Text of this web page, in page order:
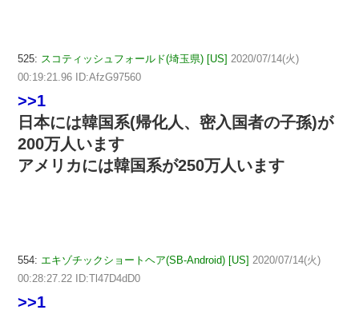
525: スコティッシュフォールド(埼玉県) [US] 2020/07/14(火)
00:19:21.96 ID:AfzG97560
>>1
日本には韓国系(帰化人、密入国者の子孫)が
200万人います
アメリカには韓国系が250万人います
554: エキゾチックショートヘア(SB-Android) [US] 2020/07/14(火)
00:28:27.22 ID:Tl47D4dD0
>>1